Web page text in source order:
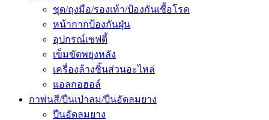
ชุด/ถุงมือ/รองเท้า/ป้องกันเชื้อโรค
หน้ากากป้องกันฝุ่น
อุปกรณ์เซฟตี้
เข็มขัดพยุงหลัง
เครื่องล้างชิ้นส่วนอะไหล่
แอลกอฮอล์
กาพ่นสี/ปืนเป่าลม/ปืนอัดลมยาง
ปืนอัดลมยาง